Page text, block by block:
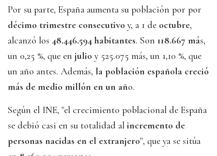
Por su parte, España aumenta su población por por
décimo trimestre consecutivo y, a 1 de octubre,
alcanzó los 48.446.594 habitantes. Son 118.667 más,
un 0,25 %, que en julio y 525.075 más, un 1,10 %, que
un año antes. Además, la población española creció
más de medio millón en un año.
Según el INE, "el crecimiento poblacional de España
se debió casi en su totalidad al incremento de
personas nacidas en el extranjero", que ya se sitúa